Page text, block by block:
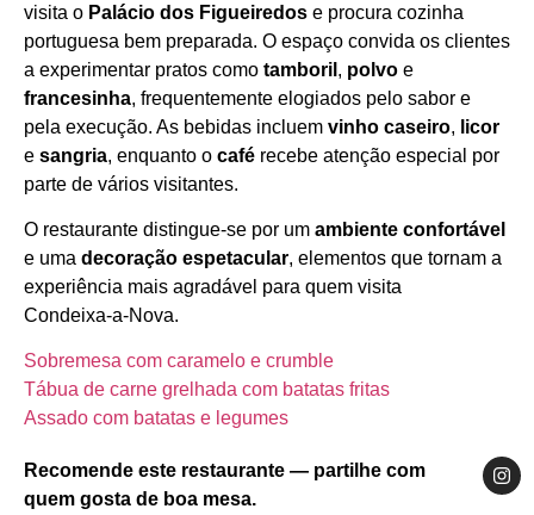
visita o Palácio dos Figueiredos e procura cozinha
portuguesa bem preparada. O espaço convida os clientes
a experimentar pratos como tamboril , polvo e
francesinha, frequentemente elogiados pelo sabor e
pela execução. As bebidas incluem vinho caseiro, licor
e sangria, enquanto o café recebe atenção especial por
parte de vários visitantes.
O restaurante distingue‑se por um ambiente confortável
e uma decoração espetacular, elementos que tornam a
experiência mais agradável para quem visita
Condeixa‑a‑Nova.
Sobremesa com caramelo e crumble
Tábua de carne grelhada com batatas fritas
Assado com batatas e legumes
Recomende este restaurante — partilhe com
quem gosta de boa mesa.